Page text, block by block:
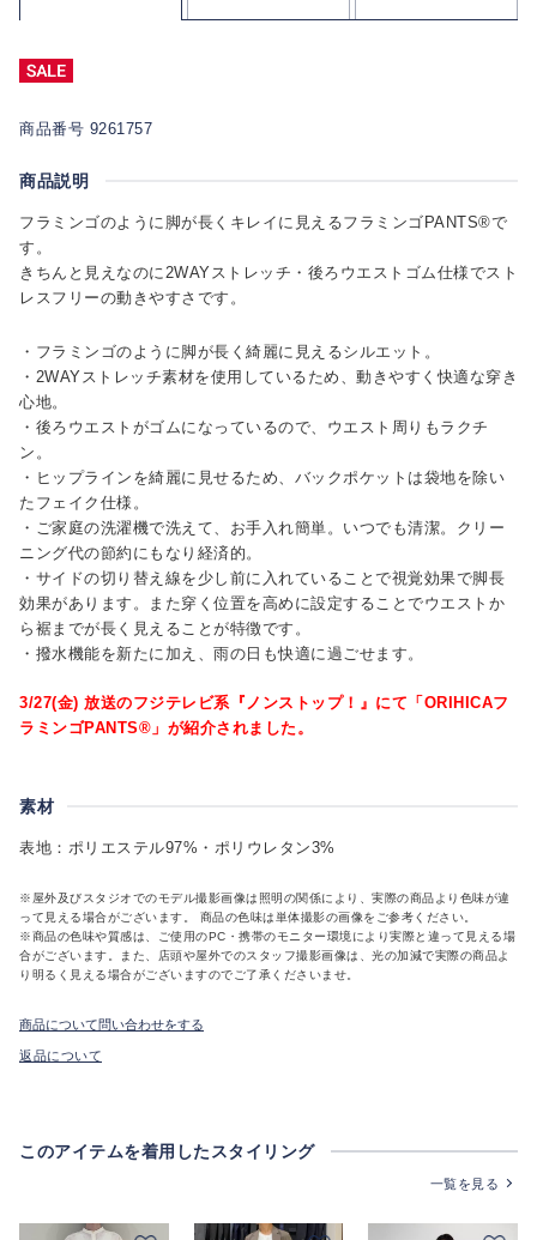
商品番号 9261757
商品説明
フラミンゴのように脚が長くキレイに見えるフラミンゴPANTS®で
す。
きちんと見えなのに2WAYストレッチ・後ろウエストゴム仕様でスト
レスフリーの動きやすさです。
・フラミンゴのように脚が長く綺麗に見えるシルエット。
・2WAYストレッチ素材を使用しているため、動きやすく快適な穿き
心地。
・後ろウエストがゴムになっているので、ウエスト周りもラクチ
ン。
・ヒップラインを綺麗に見せるため、バックポケットは袋地を除い
たフェイク仕様。
・ご家庭の洗濯機で洗えて、お手入れ簡単。いつでも清潔。クリー
ニング代の節約にもなり経済的。
・サイドの切り替え線を少し前に入れていることで視覚効果で脚長
効果があります。また穿く位置を高めに設定することでウエストか
ら裾までが長く見えることが特徴です。
・撥水機能を新たに加え、雨の日も快適に過ごせます。
3/27(金) 放送のフジテレビ系『ノンストップ！』にて「ORIHICAフ
ラミンゴPANTS®」が紹介されました。
素材
表地：ポリエステル97%・ポリウレタン3%
※屋外及びスタジオでのモデル撮影画像は照明の関係により、実際の商品より色味が違
って見える場合がございます。 商品の色味は単体撮影の画像をご参考ください。
※商品の色味や質感は、ご使用のPC・携帯のモニター環境により実際と違って見える場
合がございます。また、店頭や屋外でのスタッフ撮影画像は、光の加減で実際の商品よ
り明るく見える場合がございますのでご了承くださいませ。
商品について問い合わせをする
返品について
このアイテムを着用したスタイリング
一覧を見る